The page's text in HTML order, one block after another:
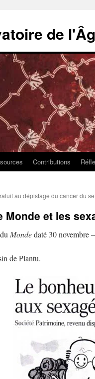
de
Contributions
au dépistage du cancer du
Monde et les
Mondedaté 30 novembre
de Plantu.